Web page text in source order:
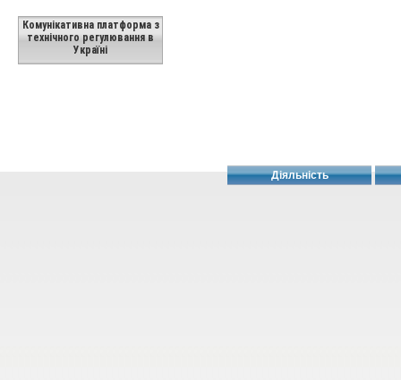
Комунікативна платформа з
технічного регулювання в
Україні
Діяльність